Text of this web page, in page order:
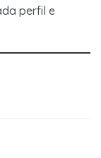
perfil e